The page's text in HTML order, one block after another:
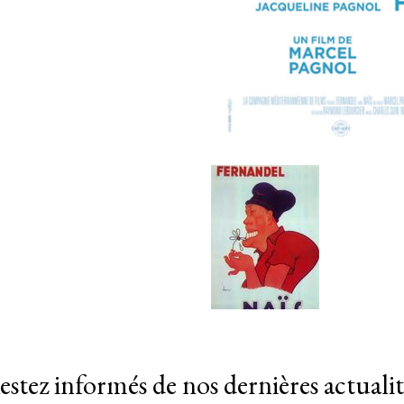
informés de nos dernières